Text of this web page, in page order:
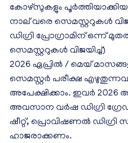
കോഴ്‌സുകളും
നാല് വരെ സെമസ്റ്ററുകൾ
ഡിഗ്രി പ്രോഗ്രാമിന് ഒന്ന്
സെമസ്റ്ററുകൾ വിജയിച്ച്)
2026 ഏപ്രിൽ / മെയ്
സെമസ്റ്റർ പരീക്ഷ
അപേക്ഷിക്കാം. ഇവർ 2026
അവസാന വർഷ ഡിഗ്രി
ഷീറ്റ്, പ്രൊവിഷണൽ ഡിഗ്രി
ഹാജരാക്കണം.